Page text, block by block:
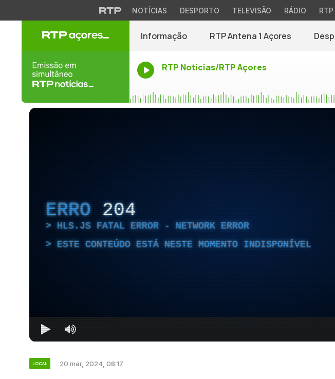
NOTÍCIAS DESPORTO TELEVISÃO RÁDIO RTP
Informação RTP Antena 1 Açores
RTP Noticias/RTP Açores
ERRO 204
HLS.JS FATAL ERROR - NETWORK ERROR
ESTE CONTEÚDO ESTÁ NESTE MOMENTO INDISPONÍVEL
LOCAL 20 mar, 2024, 08:17